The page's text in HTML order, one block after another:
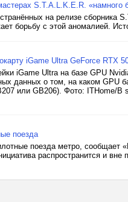
S.T.A.L.K.E.R. «намного
на релизе сборника
борьбу с этой аномалией.
iGame Ultra GeForce RTX
iGame Ultra на базе GPU
данных о том, на каком GPU
или GB206). Фото: ITHome/B
поезда
поезда метро, сообщает
распространится и вне